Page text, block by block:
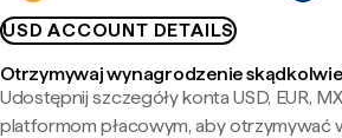
USD ACCOUNT DETAILS
Otrzymywaj wynagrodzenie
Udostępnij szczegóły konta USD, EUR,
platformom płacowym, aby otrzymywać